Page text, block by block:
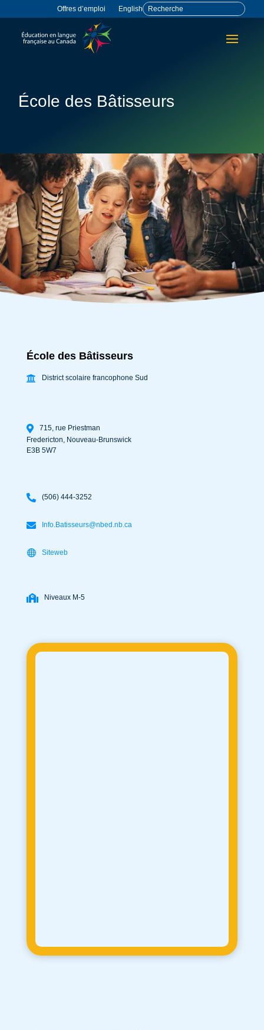
Offres d’emploi English
École des Bâtisseurs
École des Bâtisseurs
District scolaire francophone Sud
715, rue Priestman
Fredericton, Nouveau-Brunswick
E3B 5W7
(506) 444-3252
Info.Batisseurs@nbed.nb.ca
Siteweb
Niveaux M-5